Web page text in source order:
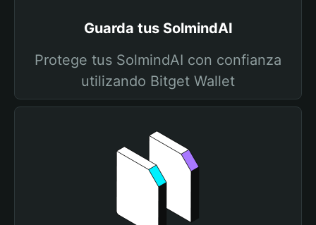
Guarda tus SolmindAI
Protege tus SolmindAI con confianza
utilizando Bitget Wallet